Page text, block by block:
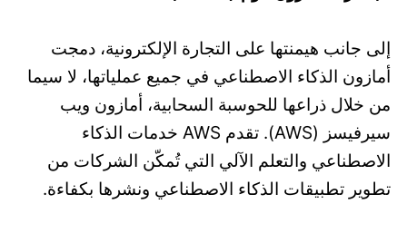
إلى جانب هيمنتها على التجارة الإلكترونية، دمجت
أمازون الذكاء الاصطناعي في جميع عملياتها، لا سيما
من خلال ذراعها للحوسبة السحابية، أمازون ويب
سيرفيسز (AWS). تقدم AWS خدمات الذكاء
الاصطناعي والتعلم الآلي التي تُمكّن الشركات من
تطوير تطبيقات الذكاء الاصطناعي ونشرها بكفاءة.